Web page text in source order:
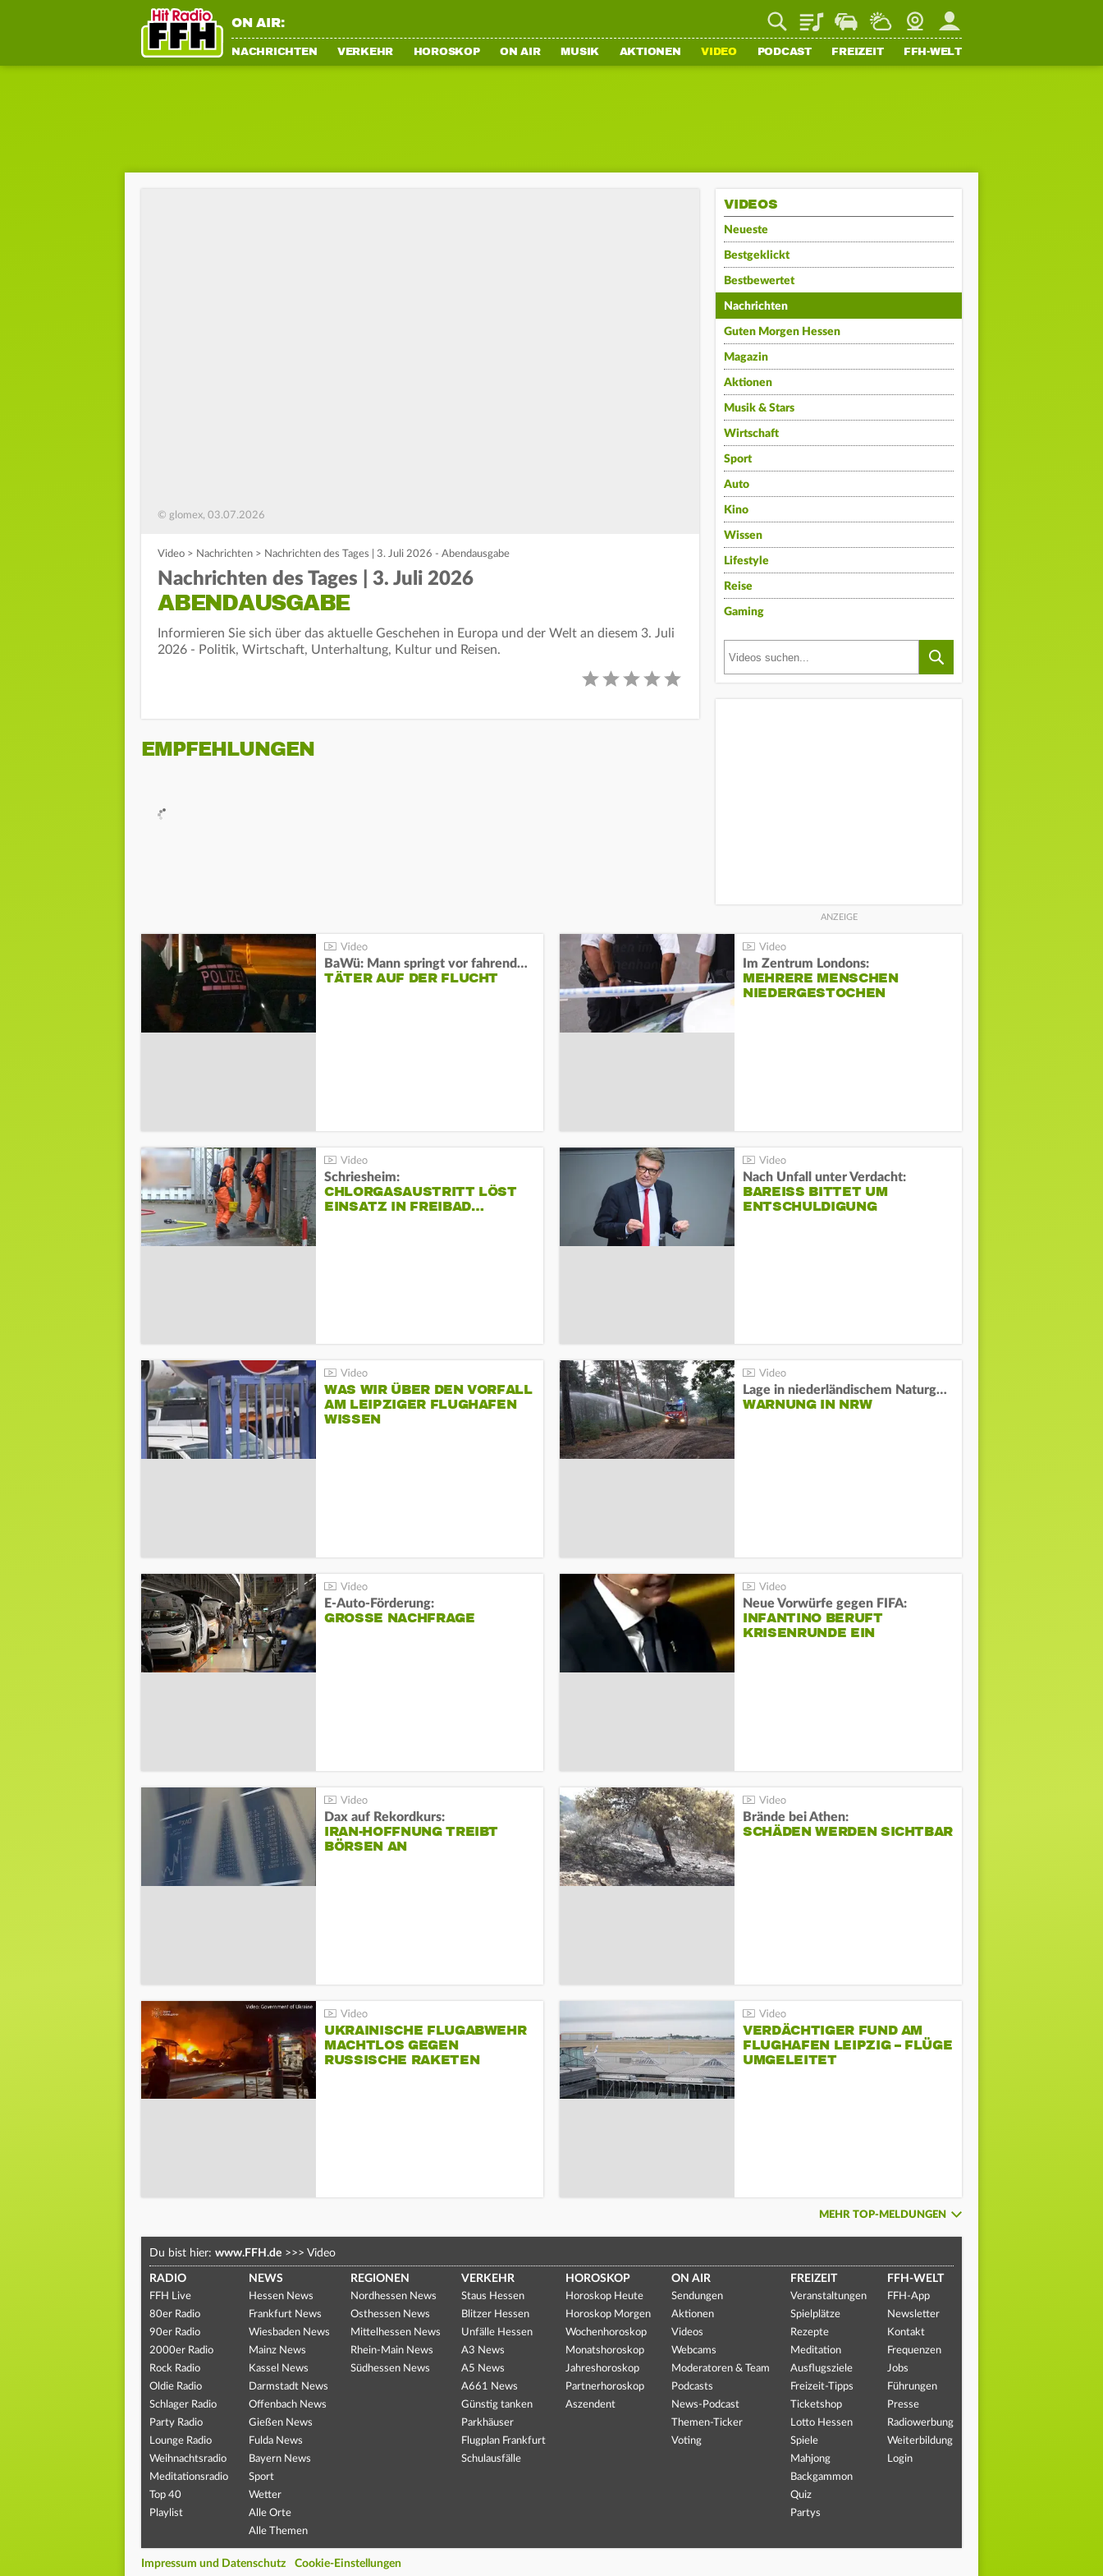
ON AIR: PlaylistStaupilotWetterWebcamMein FFH
NACHRICHTEN VERKEHR HOROSKOP ON AIR MUSIK AKTIONEN VIDEO PODCAST FREIZEIT FFH-WELT
© glomex, 03.07.2026
Video > Nachrichten > Nachrichten des Tages | 3. Juli 2026 - Abendausgabe
Nachrichten des Tages | 3. Juli 2026
ABENDAUSGABE
Informieren Sie sich über das aktuelle Geschehen in Europa und der Welt an diesem 3. Juli
2026 - Politik, Wirtschaft, Unterhaltung, Kultur und Reisen.
EMPFEHLUNGEN
VIDEOS
Neueste
Bestgeklickt
Bestbewertet
Nachrichten
Guten Morgen Hessen
Magazin
Aktionen
Musik & Stars
Wirtschaft
Sport
Auto
Kino
Wissen
Lifestyle
Reise
Gaming
BaWü: Mann springt vor fahrendes Auto und schießt
TÄTER AUF DER FLUCHT
Im Zentrum Londons:
MEHRERE MENSCHEN
NIEDERGESTOCHEN
Schriesheim:
CHLORGASAUSTRITT LÖST
EINSATZ IN FREIBAD…
Nach Unfall unter Verdacht:
BAREISS BITTET UM E
NTSCHULDIGUNG
WAS WIR ÜBER DEN VORFALL
AM LEIPZIGER FLUGHAFEN
WISSEN
Lage in niederländischem Naturgebiet stabil
WARNUNG IN NRW
E-Auto-Förderung:
GROSSE NACHFRAGE
Neue Vorwürfe gegen FIFA:
INFANTINO BERUFT
KRISENRUNDE EIN
Dax auf Rekordkurs:
IRAN-HOFFNUNG TREIBT
BÖRSEN AN
Brände bei Athen:
SCHÄDEN WERDEN SICHTBAR
UKRAINISCHE FLUGABWEHR
MACHTLOS GEGEN
RUSSISCHE RAKETEN
VERDÄCHTIGER FUND AM
FLUGHAFEN LEIPZIG – FLÜGE
UMGELEITET
MEHR TOP-MELDUNGEN
Du bist hier: www.FFH.de >>> Video
RADIO
FFH Live
80er Radio
90er Radio
2000er Radio
Rock Radio
Oldie Radio
Schlager Radio
Party Radio
Lounge Radio
Weihnachtsradio
Meditationsradio
Top 40
Playlist
NEWS
Hessen News
Frankfurt News
Wiesbaden News
Mainz News
Kassel News
Darmstadt News
Offenbach News
Gießen News
Fulda News
Bayern News
Sport
Wetter
Alle Orte
Alle Themen
REGIONEN
Nordhessen News
Osthessen News
Mittelhessen News
Rhein-Main News
Südhessen News
VERKEHR
Staus Hessen
Blitzer Hessen
Unfälle Hessen
A3 News
A5 News
A661 News
Günstig tanken
Parkhäuser
Flugplan Frankfurt
Schulausfälle
HOROSKOP
Horoskop Heute
Horoskop Morgen
Wochenhoroskop
Monatshoroskop
Jahreshoroskop
Partnerhoroskop
Aszendent
ON AIR
Sendungen
Aktionen
Videos
Webcams
Moderatoren & Team
Podcasts
News-Podcast
Themen-Ticker
Voting
FREIZEIT
Veranstaltungen
Spielplätze
Rezepte
Meditation
Ausflugsziele
Freizeit-Tipps
Ticketshop
Lotto Hessen
Spiele
Mahjong
Backgammon
Quiz
Partys
FFH-WELT
FFH-App
Newsletter
Kontakt
Frequenzen
Jobs
Führungen
Presse
Radiowerbung
Weiterbildung
Login
Impressum und Datenschutz Cookie-Einstellungen